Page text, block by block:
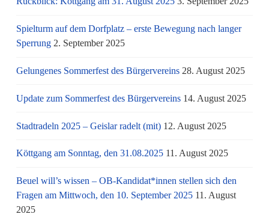
Spielturm auf dem Dorfplatz – erste Bewegung nach langer
Sperrung 2. September 2025
Gelungenes Sommerfest des Bürgervereins 28. August 2025
Update zum Sommerfest des Bürgervereins 14. August 2025
Stadtradeln 2025 – Geislar radelt (mit) 12. August 2025
Köttgang am Sonntag, den 31.08.2025 11. August 2025
Beuel will’s wissen – OB-Kandidat*innen stellen sich den
Fragen am Mittwoch, den 10. September 2025 11. August
2025